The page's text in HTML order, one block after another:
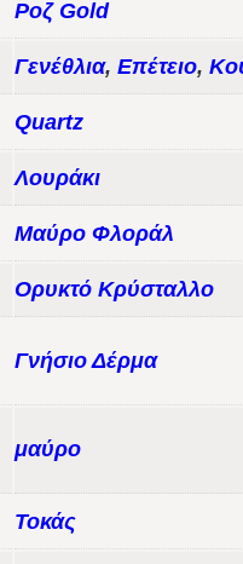
Ροζ Gold
Γενέθλια, Επέτειο,
Quartz
Λουράκι
Μαύρο Φλοράλ
Ορυκτό Κρύσταλλο
Γνήσιο Δέρμα
μαύρο
Τοκάς